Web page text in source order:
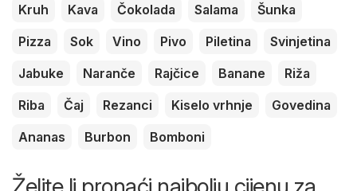
Kruh
Kava Čokolada Salama
Šunka
Pizza
Sok Vino Pivo Piletina
Svinjetina
Jabuke
Naranče Rajčice Banane
Riža
Riba
Čaj Rezanci Kiselo vrhnje
Govedina
Ananas
Burbon Bomboni